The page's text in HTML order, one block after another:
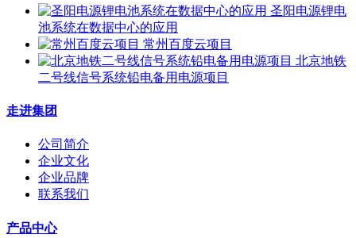
圣阳电源锂电
池系统在数据中心的应用
常州百度云项目
北京地铁
二号线信号系统铅电备用电源项目
走进集团
公司简介
企业文化
企业品牌
联系我们
产品中心